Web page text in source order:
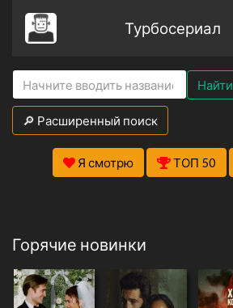
Турбосериал
Найти
🔎 Расширенный поиск
Я смотрю ТОП 50
Горячие новинки